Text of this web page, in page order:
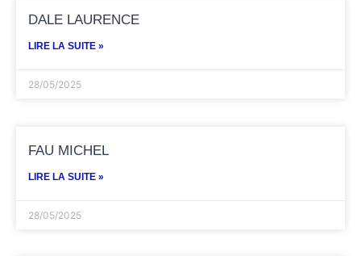
DALE LAURENCE
LIRE LA SUITE »
28/05/2025
FAU MICHEL
LIRE LA SUITE »
28/05/2025